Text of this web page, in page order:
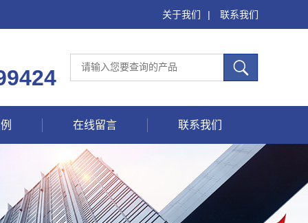
关于我们 | 联系我们
在线留言 联系我们